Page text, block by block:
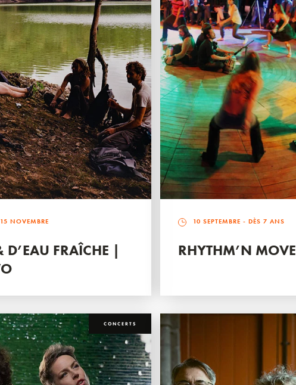
NOVEMBRE
FRAÎCHE |
10 SEPTEMBRE - DÈS 7 ANS
RHYTHM’N MOVE
CONCERTS